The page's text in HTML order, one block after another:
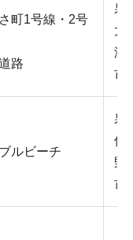
町1号線・2号
路
泉
大
津
市
ルビーチ
泉
佐
野
市